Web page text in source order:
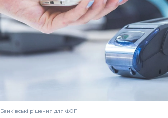
Банківські рішення для ФОП